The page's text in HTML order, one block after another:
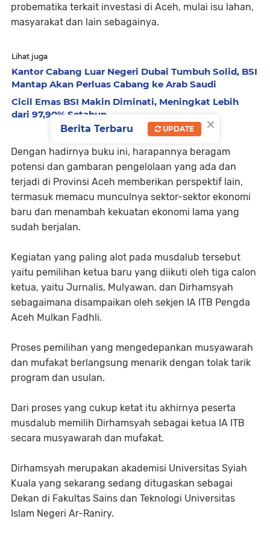
probematika terkait investasi di Aceh, mulai isu lahan,
masyarakat dan lain sebagainya.
Lihat juga
Kantor Cabang Luar Negeri Dubai Tumbuh Solid, BSI
Mantap Akan Perluas Cabang ke Arab Saudi
Cicil Emas BSI Makin Diminati, Meningkat Lebih
dari 97,90% Setahun
Dengan hadirnya buku ini, harapannya beragam
potensi dan gambaran pengelolaan yang ada dan
terjadi di Provinsi Aceh memberikan perspektif lain,
termasuk memacu munculnya sektor-sektor ekonomi
baru dan menambah kekuatan ekonomi lama yang
sudah berjalan.
Kegiatan yang paling alot pada musdalub tersebut
yaitu pemilihan ketua baru yang diikuti oleh tiga calon
ketua, yaitu Jurnalis, Mulyawan, dan Dirhamsyah
sebagaimana disampaikan oleh sekjen IA ITB Pengda
Aceh Mulkan Fadhli.
Proses pemilihan yang mengedepankan musyawarah
dan mufakat berlangsung menarik dengan tolak tarik
program dan usulan.
Dari proses yang cukup ketat itu akhirnya peserta
musdalub memilih Dirhamsyah sebagai ketua IA ITB
secara musyawarah dan mufakat.
Dirhamsyah merupakan akademisi Universitas Syiah
Kuala yang sekarang sedang ditugaskan sebagai
Dekan di Fakultas Sains dan Teknologi Universitas
Islam Negeri Ar-Raniry.
×
Berita Terbaru UPDATE